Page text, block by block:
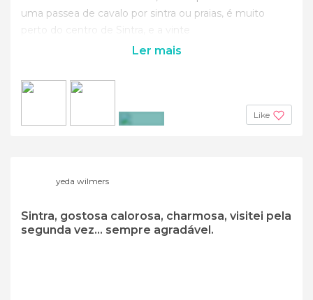
uma passea de cavalo por sintra ou praias, é muito
perto do centro de Sintra, e a vinte
Ler mais
Like
yeda wilmers
Sintra, gostosa calorosa, charmosa, visitei pela
segunda vez... sempre agradável.